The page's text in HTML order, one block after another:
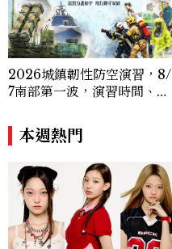
2026城鎮韌性防空演習，8/
7南部第一波，演習時間、可
本週熱門